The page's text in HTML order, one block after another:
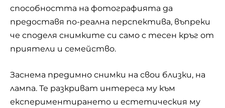
способността на фотографията да
предоставя по-реална перспектива, въпреки
че споделя снимките си само с тесен кръг от
приятели и семейство.
Заснема предимно снимки на свои близки, на
лампа. Те разкриват интереса му към
експериментирането и естетическия му